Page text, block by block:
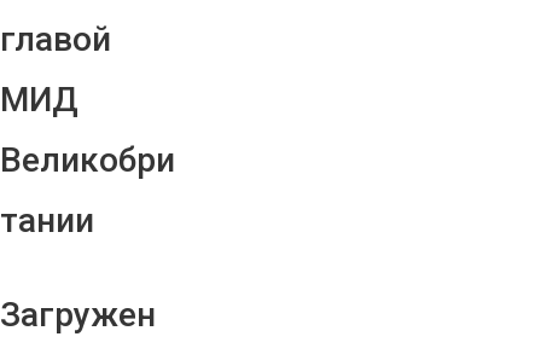
главой
МИД
Великобри
тании
Загружен